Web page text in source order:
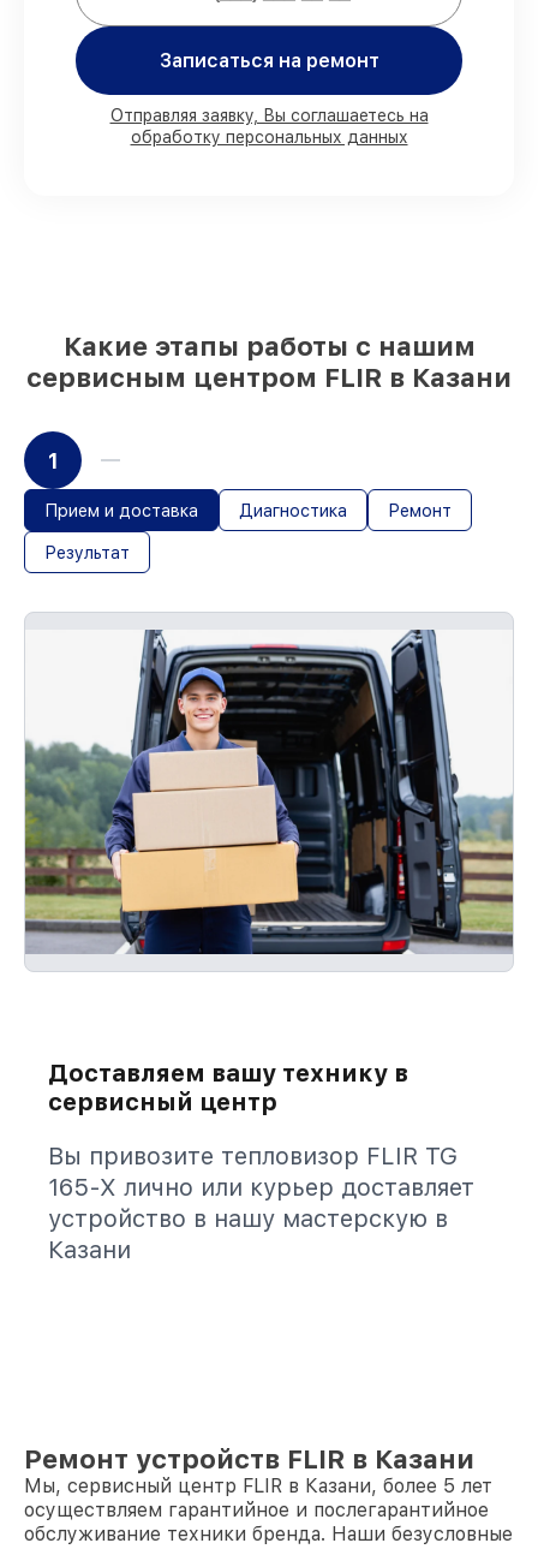
заказов выполняем в присутствии
клиента
90%
деталей FLIR есть в наличии в
мастерской или на складе в Казани,
остальные доставляются быстро
Записаться на ремонт
Отправляя заявку, Вы соглашаетесь на
обработку персональных данных
Какие этапы работы с нашим
сервисным центром FLIR в Казани
1
Прием и доставка Диагностика Ремонт
Результат
Доставляем вашу технику в
сервисный центр
Вы привозите тепловизор FLIR TG
165-X лично или курьер доставляет
устройство в нашу мастерскую в
Казани
Ремонт устройств FLIR в Казани
Мы, сервисный центр FLIR в Казани, более 5 лет
осуществляем гарантийное и послегарантийное
обслуживание техники бренда. Наши безусловные